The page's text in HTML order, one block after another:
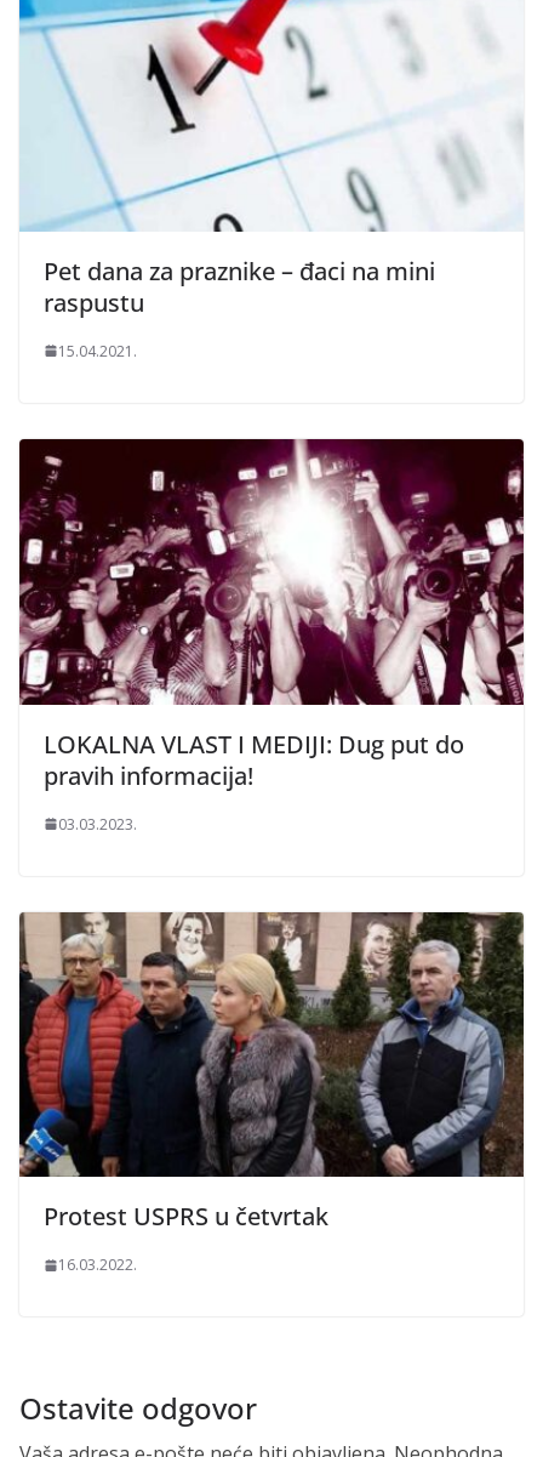
Pet dana za praznike – đaci na mini
raspustu
15.04.2021.
LOKALNA VLAST I MEDIJI: Dug put do
pravih informacija!
03.03.2023.
Protest USPRS u četvrtak
16.03.2022.
Ostavite odgovor